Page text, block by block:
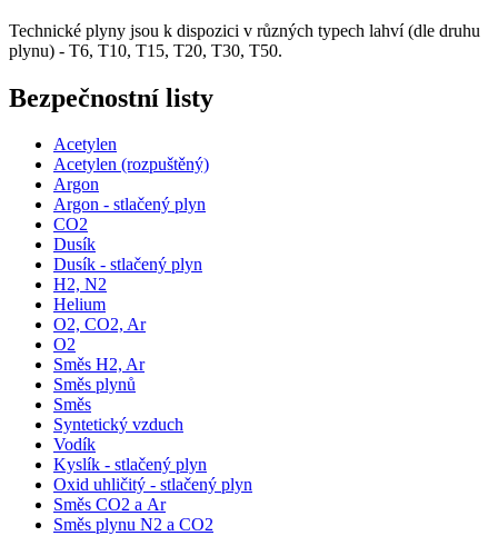
Technické plyny jsou k dispozici v různých typech lahví (dle druhu
plynu) - T6, T10, T15, T20, T30, T50.
Bezpečnostní listy
Acetylen
Acetylen (rozpuštěný)
Argon
Argon - stlačený plyn
CO2
Dusík
Dusík - stlačený plyn
H2, N2
Helium
O2, CO2, Ar
O2
Směs H2, Ar
Směs plynů
Směs
Syntetický vzduch
Vodík
Kyslík - stlačený plyn
Oxid uhličitý - stlačený plyn
Směs CO2 a Ar
Směs plynu N2 a CO2